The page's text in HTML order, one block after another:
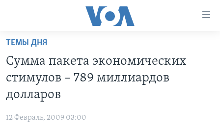
Перейти
основной
контент
основной
навигации
ПРОГРАММЫ
ИТОГИ
ПРОЕКТЫ
НАША АМЕРИКАНСКАЯ ИСТОРИЯ
ИНТЕРВЬЮ
ТЕМЫ ДНЯ
Сумма пакета экономических
стимулов – 789 миллиардов
долларов
12 Февраль, 2009 03:00